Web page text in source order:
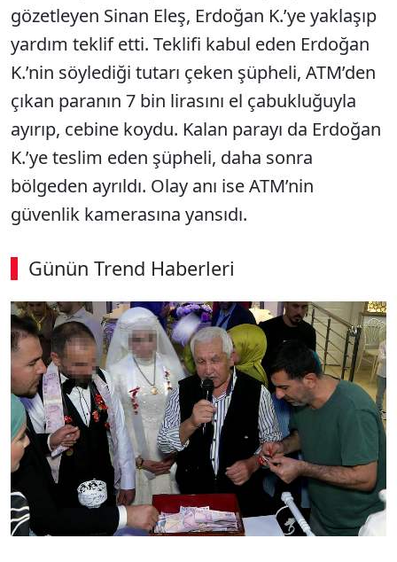
gözetleyen Sinan Eleş, Erdoğan K.’ye yaklaşıp
yardım teklif etti. Teklifi kabul eden Erdoğan
K.’nin söylediği tutarı çeken şüpheli, ATM’den
çıkan paranın 7 bin lirasını el çabukluğuyla
ayırıp, cebine koydu. Kalan parayı da Erdoğan
K.’ye teslim eden şüpheli, daha sonra
bölgeden ayrıldı. Olay anı ise ATM’nin
güvenlik kamerasına yansıdı.
Günün Trend Haberleri
SÖZCÜ SON DAKİKA